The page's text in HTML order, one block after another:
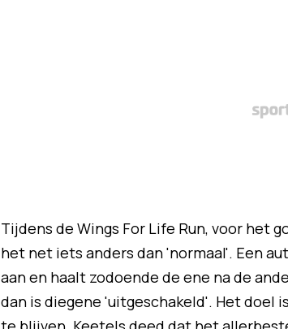
Tijdens de Wings For Life Run, voor het
het net iets anders dan 'normaal'. Een
aan en haalt zodoende de ene na de
dan is diegene 'uitgeschakeld'. Het doel